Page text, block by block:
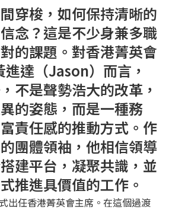
穿梭，如何保持清晰的
念？這是不少身兼多職
的課題。對香港菁英會
達（Jason）而言，
不是聲勢浩大的改革，
的姿態，而是一種務
責任感的推動方式。作
團體領袖，他相信領導
建平台，凝聚共識，並
推進具價值的工作。
出任香港菁英會主席。在這個過渡